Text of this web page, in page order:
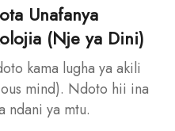
Unafanya
(Nje ya Dini)
kama lugha ya akili
mind). Ndoto hii ina
ndani ya mtu.